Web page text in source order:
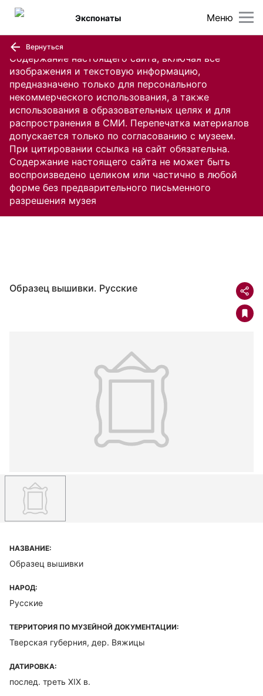
Содержание настоящего сайта, включая все
изображения и текстовую информацию,
предназначено только для персонального
некоммерческого использования, а также
использования в образовательных целях и для
распространения в СМИ. Перепечатка материалов
допускается только по согласованию с музеем.
При цитировании ссылка на сайт обязательна.
Содержание настоящего сайта не может быть
воспроизведено целиком или частично в любой
форме без предварительного письменного
разрешения музея
Меню
Экспонаты
Вернуться
Образец вышивки. Русские
НАЗВАНИЕ:
Образец вышивки
НАРОД:
Русские
ТЕРРИТОРИЯ ПО МУЗЕЙНОЙ ДОКУМЕНТАЦИИ:
Тверская губерния, дер. Вяжицы
ДАТИРОВКА:
послед. треть XIX в.